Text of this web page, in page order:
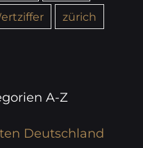
zürich
A-Z
Deutschland